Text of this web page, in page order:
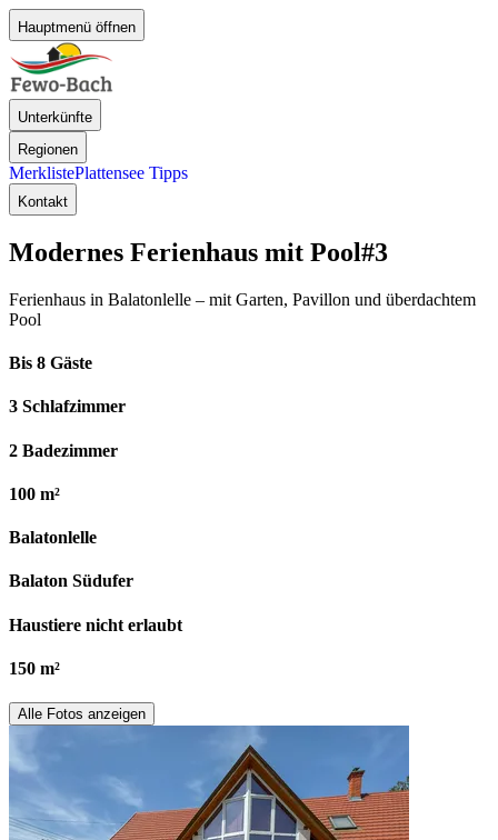
Hauptmenü öffnen
Unterkünfte
Regionen
MerklistePlattensee Tipps
Kontakt
Modernes Ferienhaus mit Pool#3
Ferienhaus in Balatonlelle – mit Garten, Pavillon und überdachtem
Pool
Bis 8 Gäste
3 Schlafzimmer
2 Badezimmer
100 m²
Balatonlelle
Balaton Südufer
Haustiere nicht erlaubt
150 m²
Alle Fotos anzeigen